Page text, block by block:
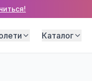
Каталог